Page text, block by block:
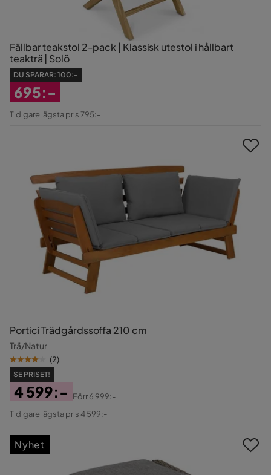
Fällbar teakstol 2-pack | Klassisk utestol i hållbart
teakträ | Solö
DU SPARAR: 100:-
Rabatterat
695:-
Tidigare lägsta pris 795:-
Portici Trädgårdssoffa 210 cm
Trä/Natur
(2)
SE PRISET!
Pris
4 599:-
Original
Förr6 999:-
Tidigare lägsta pris 4 599:-
Nyhet